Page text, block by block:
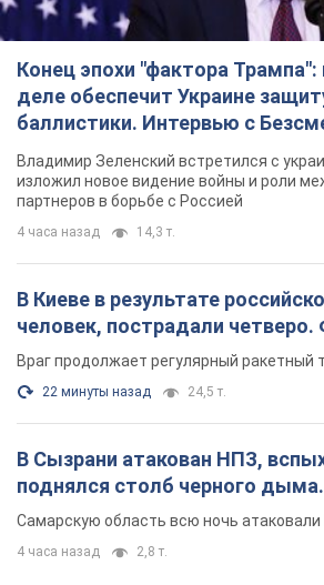
Конец эпохи "фактора
деле обеспечит Украине
баллистики. Интервью с
Владимир Зеленский встретился с
изложил новое видение войны и роли
партнеров в борьбе с Россией
4 часа назад 14,3 т.
В Киеве в результате
человек, пострадали четверо.
Враг продолжает регулярный ракетный
22 минуты назад 24,5 т.
В Сызрани атакован НПЗ,
поднялся столб черного
Самарскую область всю ночь
4 часа назад 2,8 т.